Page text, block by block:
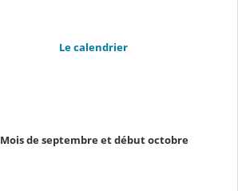
Le calendrier
Mois de septembre et début octobre